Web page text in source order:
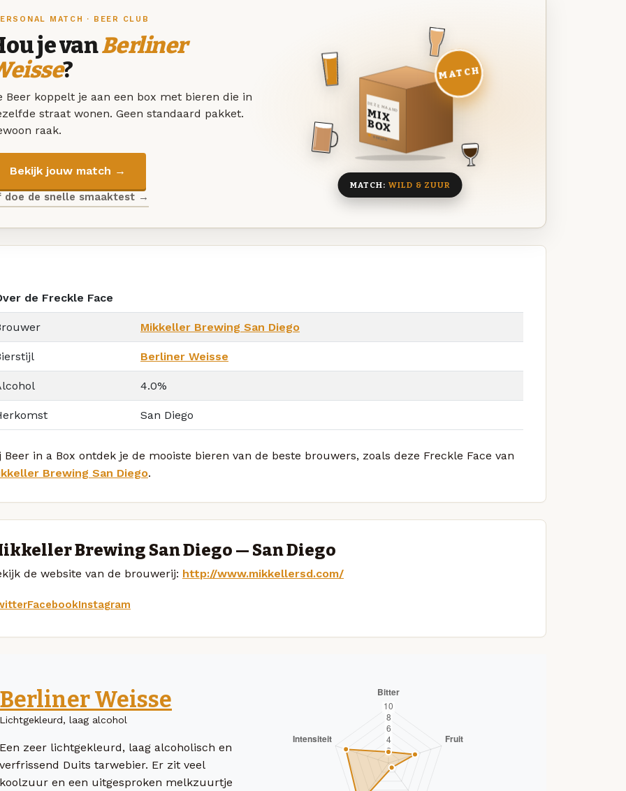
MATCH · BEER CLUB
je vanBerliner
?
Beer koppelt je aan een box met bieren die in
straat wonen. Geen standaard pakket.
raak.
Bekijk jouw match →
doe de snelle smaaktest →
DEZE MAAND
MIX
BOX
8 BIEREN
MATCH
MATCH: WILD & ZUUR
de Freckle Face
Mikkeller Brewing San Diego
Berliner Weisse
4.0%
San Diego
Beer in a Box ontdek je de mooiste bieren van de beste brouwers, zoals deze Freckle Face van
Brewing San Diego.
Brewing San Diego — San Diego
de website van de brouwerij: http://www.mikkellersd.com/
FacebookInstagram
Berliner Weisse
Lichtgekleurd, laag alcohol
Een zeer lichtgekleurd, laag alcoholisch en
verfrissend Duits tarwebier. Er zit veel
koolzuur en een uitgesproken melkzuurtje